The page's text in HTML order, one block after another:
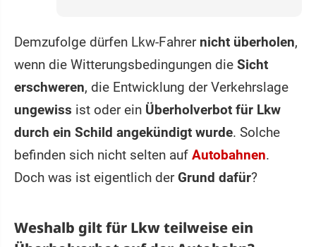
Demzufolge dürfen Lkw-Fahrer nicht überholen,
wenn die Witterungsbedingungen die Sicht
erschweren, die Entwicklung der Verkehrslage
ungewiss ist oder ein Überholverbot für Lkw
durch ein Schild angekündigt wurde. Solche
befinden sich nicht selten auf Autobahnen.
Doch was ist eigentlich derGrund dafür?
Weshalb gilt für Lkw teilweise ein